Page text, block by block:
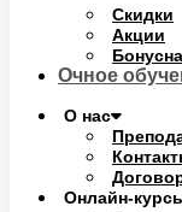
Скидки
Акции
Очное
О нас
Онлайн-